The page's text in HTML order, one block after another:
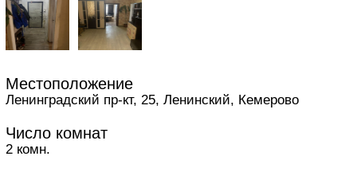
Местоположение
Ленинградский пр-кт, 25, Ленинский, Кемерово
Число комнат
2 комн.